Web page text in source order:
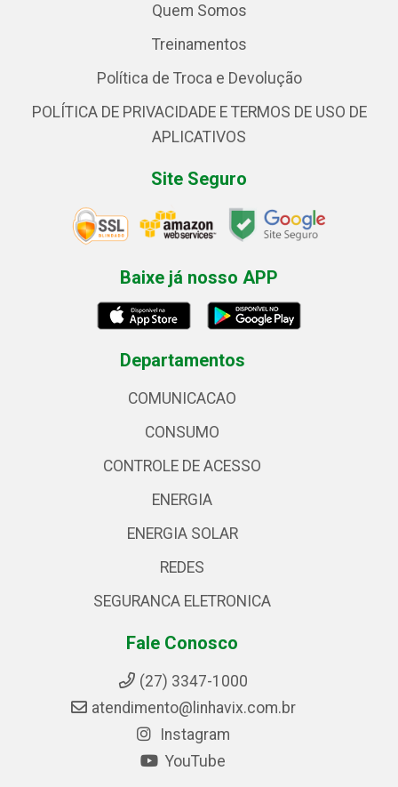
Quem Somos
Treinamentos
Política de Troca e Devolução
POLÍTICA DE PRIVACIDADE E TERMOS DE USO DE
APLICATIVOS
Site Seguro
Baixe já nosso APP
Departamentos
COMUNICACAO
CONSUMO
CONTROLE DE ACESSO
ENERGIA
ENERGIA SOLAR
REDES
SEGURANCA ELETRONICA
Fale Conosco
(27) 3347-1000
atendimento@linhavix.com.br
Instagram
YouTube